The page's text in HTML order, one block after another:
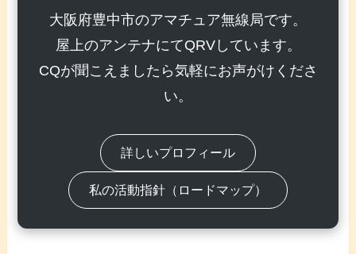
大阪府豊中市のアマチュア無線局です。
屋上のアンテナにてQRVしています。
CQが聞こえましたら気軽にお声がけくださ
い。
詳しいプロフィール
私の活動指針（ロードマップ）